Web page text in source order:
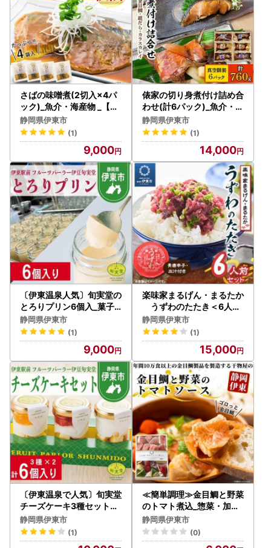
さばの味噌煮(2切入×4パ
ック)_魚介・海産物 _【配
送不可地域：離島】【139
4362】
静岡県伊東市
(1)
9,000
俵家の切り身煮付け詰め合
わせ(計6パック)_魚介・海
産物 _【配送不可地域：離
島】【1320418】
静岡県伊東市
(1)
14,000
〔伊東温泉人気〕旬実堂の
とろりプリン6個入_菓子
・スイーツ プリン _【配送
不可地域：離島】【1538
899】
静岡県伊東市
(1)
9,000
楽味家まるげん・まるたか
うずわのたたき＜6人前
セット＞_魚介・海産物 _
【配送不可地域：離島】【
1279913】
静岡県伊東市
(1)
15,000
〔伊東温泉で人気〕旬実堂
チーズケーキ3種セット×2
(6個入)_菓子・スイーツ
ケーキ _【配送不可地域：
離島】【1538954】
静岡県伊東市
(1)
≪簡単調理≫金目鯛と野菜
のトマト煮込_惣菜・加工
品 魚介・海産物 _【配送不
可地域：離島】【139436
3】
静岡県伊東市
(0)